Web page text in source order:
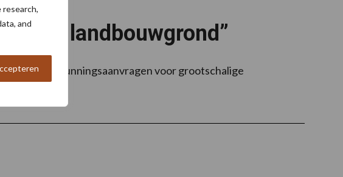
andvan landbouwgrond”
vergunningsaanvragen voor grootschalige